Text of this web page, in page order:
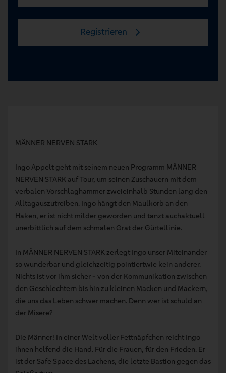
Registrieren
MÄNNER NERVEN STARK
Ingo Appelt geht mit seinem neuen Programm MÄNNER
NERVEN STARK auf Tour, um seinen Zuschauern mit dem
verbalen Vorschlaghammer zweieinhalb Stunden lang den
Alltagauszutreiben. Ingo hängt den Maulkorb an den
Haken, er ist nicht milder geworden und tanzt auchaktuell
unerbittlich auf dem schmalen Grat der Gürtellinie.
In MÄNNER NERVEN STARK zerlegt Ingo unser Miteinander
so wunderbar und gleichzeitig pointiertwie kein anderer.
Nichts ist vor ihm sicher - von der Kommunikation zwischen
den Geschlechtern bis hin zu kleinen Macken und Mackern,
die uns das Leben schwer machen. Denn wer ist schuld an
der Misere?
Die Männer! In einer Welt voller Fettnäpfchen reicht Ingo
ihnen helfend die Hand. Für die Frauen, für den Frieden. Er
ist der Safe Space des Lachens, die letzte Bastion gegen das